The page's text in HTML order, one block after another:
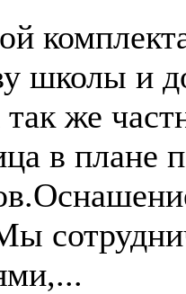
школы и
же
в плане